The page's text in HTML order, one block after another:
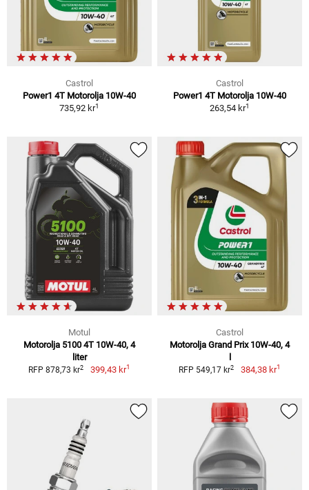
Castrol
Power1 4T Motorolja 10W-40
735,92 kr1
Castrol
Power1 4T Motorolja 10W-40
263,54 kr1
Motul
Motorolja 5100 4T 10W-40, 4
liter
RFP 878,73 kr2 399,43 kr1
Castrol
Motorolja Grand Prix 10W-40, 4
RFP 549,17 kr2 384,38 kr1